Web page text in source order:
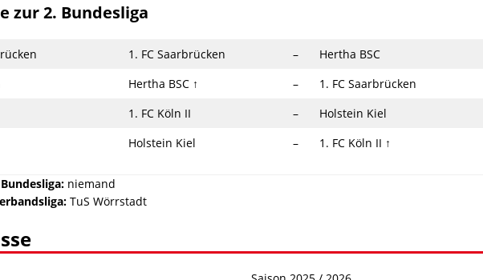
zur 2. Bundesliga
1. FC Saarbrücken – Hertha BSC
Hertha BSC ↑ – 1. FC Saarbrücken
1. FC Köln II – Holstein Kiel
Holstein Kiel – 1. FC Köln II ↑
niemand
TuS Wörrstadt